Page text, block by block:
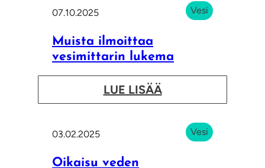
07.10.2025 Vesi
Muista ilmoittaa
vesimittarin lukema
LUE LISÄÄ:
M
03.02.2025 Vesi
Oikaisu veden